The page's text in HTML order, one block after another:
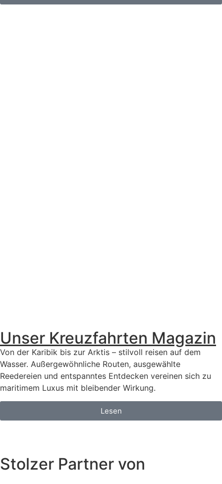
Unser Kreuzfahrten Magazin
Von der Karibik bis zur Arktis – stilvoll reisen auf dem
Wasser. Außergewöhnliche Routen, ausgewählte
Reedereien und entspanntes Entdecken vereinen sich zu
maritimem Luxus mit bleibender Wirkung.
Lesen
Stolzer Partner von